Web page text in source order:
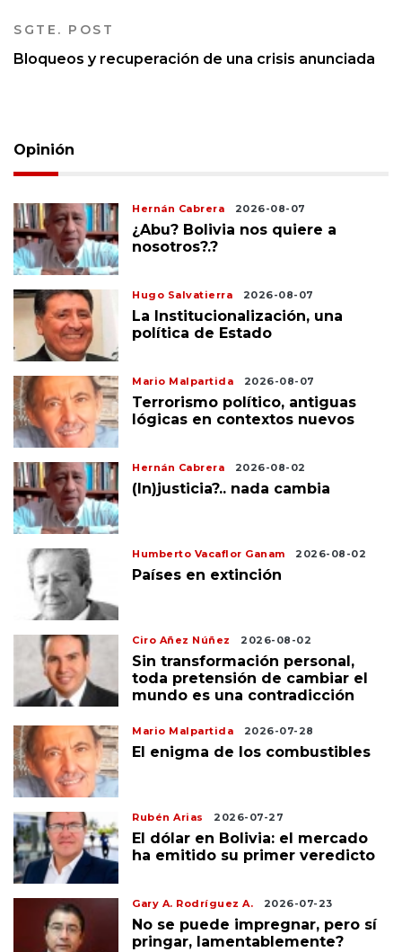
SGTE. POST
Bloqueos y recuperación de una crisis anunciada
Opinión
Hernán Cabrera 2026-08-07
¿Abu? Bolivia nos quiere a
nosotros?.?
Hugo Salvatierra 2026-08-07
La Institucionalización, una
política de Estado
Mario Malpartida 2026-08-07
Terrorismo político, antiguas
lógicas en contextos nuevos
Hernán Cabrera 2026-08-02
(In)justicia?.. nada cambia
Humberto Vacaflor Ganam 2026-08-02
Países en extinción
Ciro Añez Núñez 2026-08-02
Sin transformación personal,
toda pretensión de cambiar el
mundo es una contradicción
Mario Malpartida 2026-07-28
El enigma de los combustibles
Rubén Arias 2026-07-27
El dólar en Bolivia: el mercado
ha emitido su primer veredicto
Gary A. Rodríguez A. 2026-07-23
No se puede impregnar, pero sí
pringar, lamentablemente?